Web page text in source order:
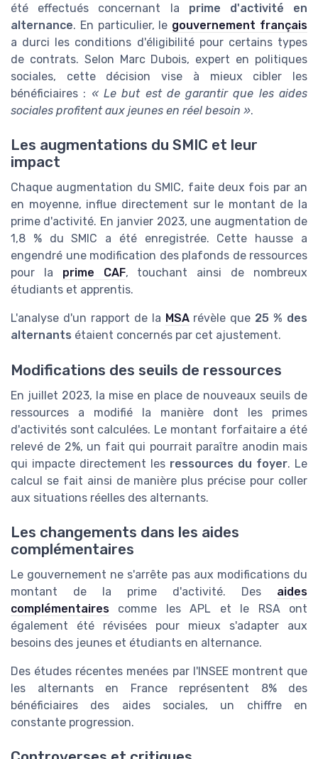
été effectués concernant la prime d'activité en
alternance. En particulier, le gouvernement français
a durci les conditions d'éligibilité pour certains types
de contrats. Selon Marc Dubois, expert en politiques
sociales, cette décision vise à mieux cibler les
bénéficiaires : « Le but est de garantir que les aides
sociales profitent aux jeunes en réel besoin ».
Les augmentations du SMIC et leur
impact
Chaque augmentation du SMIC, faite deux fois par an
en moyenne, influe directement sur le montant de la
prime d'activité. En janvier 2023, une augmentation de
1,8 % du SMIC a été enregistrée. Cette hausse a
engendré une modification des plafonds de ressources
pour la prime CAF, touchant ainsi de nombreux
étudiants et apprentis.
L'analyse d'un rapport de la MSArévèle que 25 % des
alternants étaient concernés par cet ajustement.
Modifications des seuils de ressources
En juillet 2023, la mise en place de nouveaux seuils de
ressources a modifié la manière dont les primes
d'activités sont calculées. Le montant forfaitaire a été
relevé de 2%, un fait qui pourrait paraître anodin mais
qui impacte directement les ressources du foyer. Le
calcul se fait ainsi de manière plus précise pour coller
aux situations réelles des alternants.
Les changements dans les aides
complémentaires
Le gouvernement ne s'arrête pas aux modifications du
montant de la prime d'activité. Des aides
complémentaires comme les APL et le RSA ont
également été révisées pour mieux s'adapter aux
besoins des jeunes et étudiants en alternance.
Des études récentes menées par l'INSEE montrent que
les alternants en France représentent 8% des
bénéficiaires des aides sociales, un chiffre en
constante progression.